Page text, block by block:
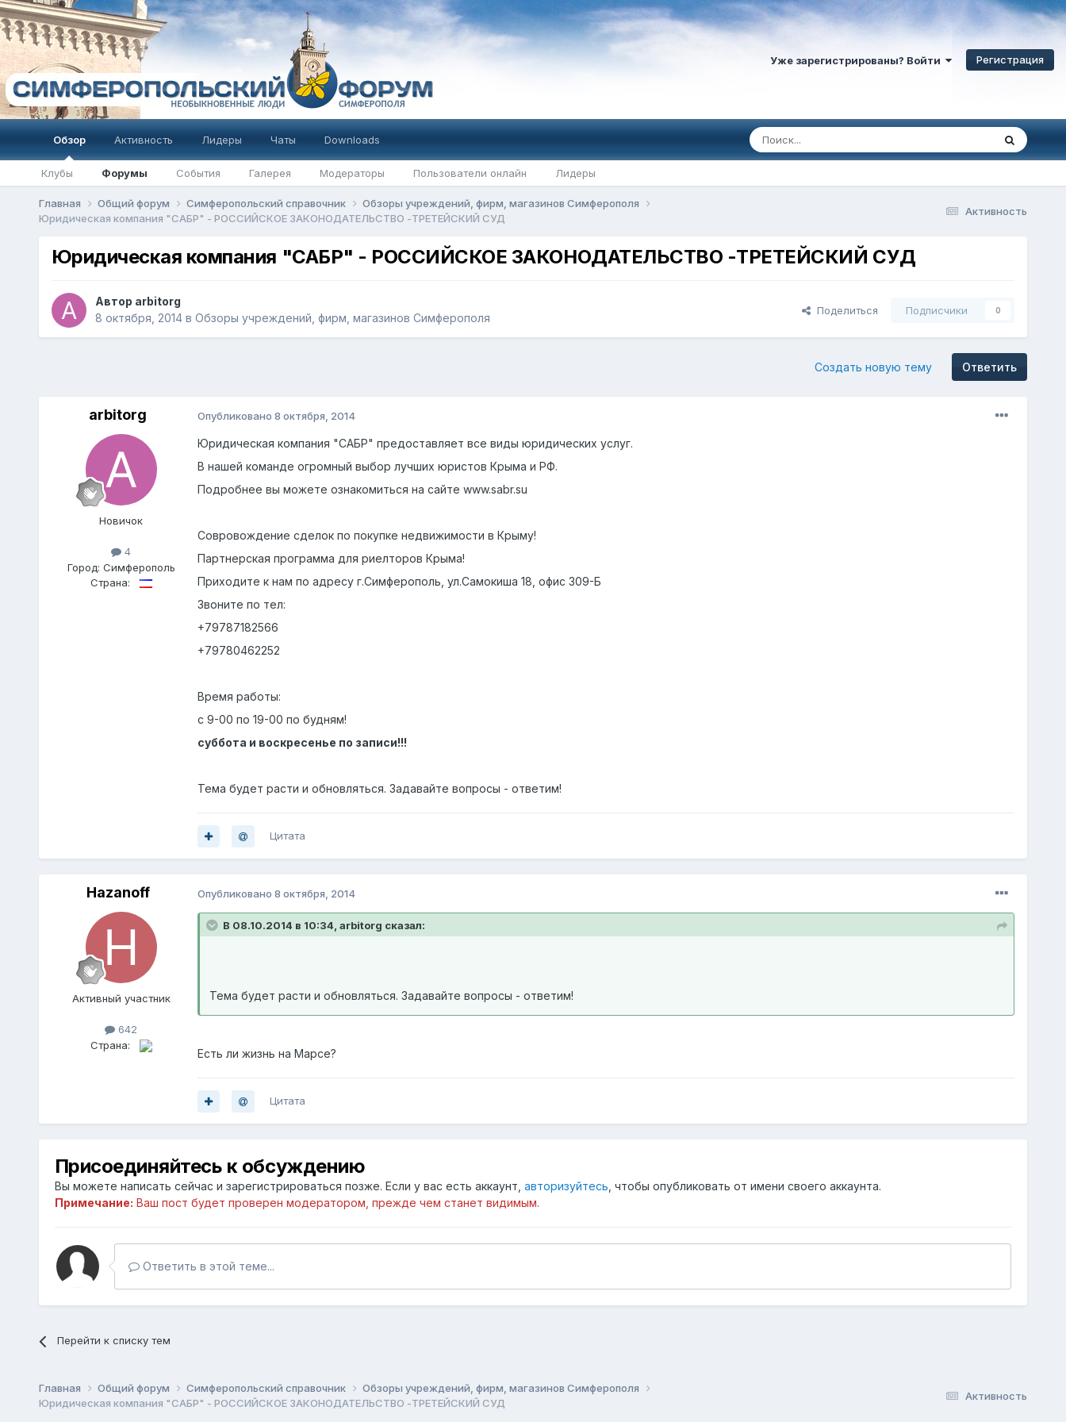
Уже зарегистрированы? Войти Регистрация
Обзор
Клубы Форумы События Галерея Модераторы Пользователи онлайн Лидеры
Активность Лидеры Чаты Downloads
Активность
Главная Общий форум Симферопольский справочник
Обзоры учреждений, фирм, магазинов Симферополя
Юридическая компания "САБР" - РОССИЙСКОЕ ЗАКОНОДАТЕЛЬСТВО -ТРЕТЕЙСКИЙ СУД
Юридическая компания "САБР" - РОССИЙСКОЕ ЗАКОНОДАТЕЛЬСТВО -ТРЕТЕЙСКИЙ СУД
Автор arbitorg
8 октября, 2014в Обзоры учреждений, фирм, магазинов Симферополя
Поделиться Подписчики 0
Ответить
Создать новую тему
arbitorg
Новичок
4
Город: Симферополь
Страна:
Опубликовано 8 октября, 2014
Юридическая компания "САБР" предоставляет все виды юридических услуг.
В нашей команде огромный выбор лучших юристов Крыма и РФ.
Подробнее вы можете ознакомиться на сайте www.sabr.su
Совровождение сделок по покупке недвижимости в Крыму!
Партнерская программа для риелторов Крыма!
Приходите к нам по адресу г.Симферополь, ул.Самокиша 18, офис 309-Б
Звоните по тел:
+79787182566
+79780462252
Время работы:
с 9-00 по 19-00 по будням!
суббота и воскресенье по записи!!!
Тема будет расти и обновляться. Задавайте вопросы - ответим!
Цитата
Hazanoff
Активный участник
642
Страна:
Опубликовано 8 октября, 2014
В 08.10.2014 в 10:34, arbitorg сказал:
Тема будет расти и обновляться. Задавайте вопросы - ответим!
Есть ли жизнь на Марсе?
Цитата
Присоединяйтесь к обсуждению
Вы можете написать сейчас и зарегистрироваться позже. Если у вас есть аккаунт, авторизуйтесь , чтобы опубликовать от имени своего аккаунта.
Примечание: Ваш пост будет проверен модератором, прежде чем станет видимым.
Ответить в этой теме...
Перейти к списку тем
Активность
Главная Общий форум Симферопольский справочник
Обзоры учреждений, фирм, магазинов Симферополя
Юридическая компания "САБР" - РОССИЙСКОЕ ЗАКОНОДАТЕЛЬСТВО -ТРЕТЕЙСКИЙ СУД